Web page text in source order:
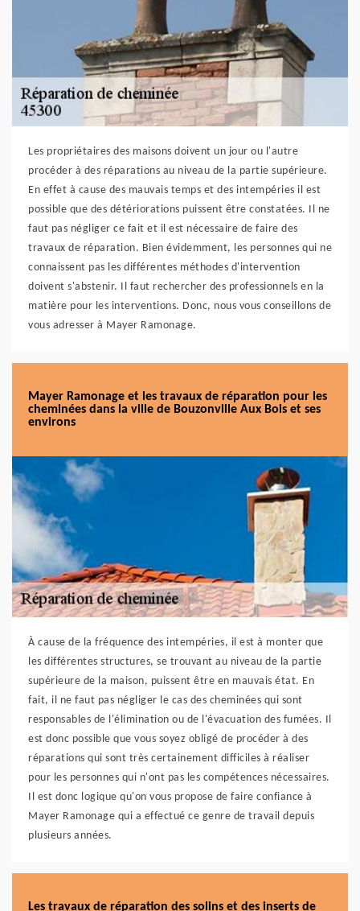
Les propriétaires des maisons doivent un jour ou l'autre
procéder à des réparations au niveau de la partie supérieure.
En effet à cause des mauvais temps et des intempéries il est
possible que des détériorations puissent être constatées. Il ne
faut pas négliger ce fait et il est nécessaire de faire des
travaux de réparation. Bien évidemment, les personnes qui ne
connaissent pas les différentes méthodes d'intervention
doivent s'abstenir. Il faut rechercher des professionnels en la
matière pour les interventions. Donc, nous vous conseillons de
vous adresser à Mayer Ramonage.
Mayer Ramonage et les travaux de réparation pour les
cheminées dans la ville de Bouzonville Aux Bois et ses
environs
À cause de la fréquence des intempéries, il est à monter que
les différentes structures, se trouvant au niveau de la partie
supérieure de la maison, puissent être en mauvais état. En
fait, il ne faut pas négliger le cas des cheminées qui sont
responsables de l'élimination ou de l'évacuation des fumées. Il
est donc possible que vous soyez obligé de procéder à des
réparations qui sont très certainement difficiles à réaliser
pour les personnes qui n'ont pas les compétences nécessaires.
Il est donc logique qu'on vous propose de faire confiance à
Mayer Ramonage qui a effectué ce genre de travail depuis
plusieurs années.
Les travaux de réparation des solins et des inserts de